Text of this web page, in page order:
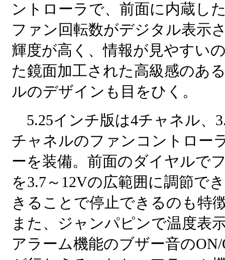
ントローラで、前面に内蔵し
ファン回転数がデジタル表示
輝度が高く、情報が見やすい
た鏡面加工された高級感のあ
ルのデザインも目をひく。
5.25インチ版は4チャネル、
チャネルのファンコントロー
ーを装備。前面のダイヤルで
を3.7～12Vの広範囲に調節で
きることで停止できるのも特
また、ジャンパピンで温度表
アラーム機能のブザー音の